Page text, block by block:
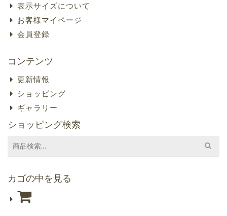
表示サイズについて
お客様マイページ
会員登録
コンテンツ
更新情報
ショッピング
ギャラリー
ショッピング検索
Search
カゴの中を見る